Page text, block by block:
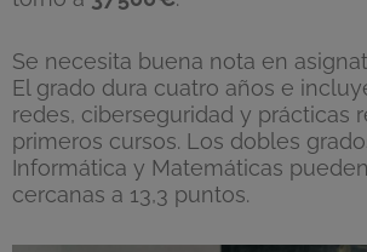
Se necesita buena nota en
El grado dura cuatro años e
redes, ciberseguridad y prácticas
primeros cursos. Los dobles
Informática y Matemáticas
cercanas a 13,3 puntos.